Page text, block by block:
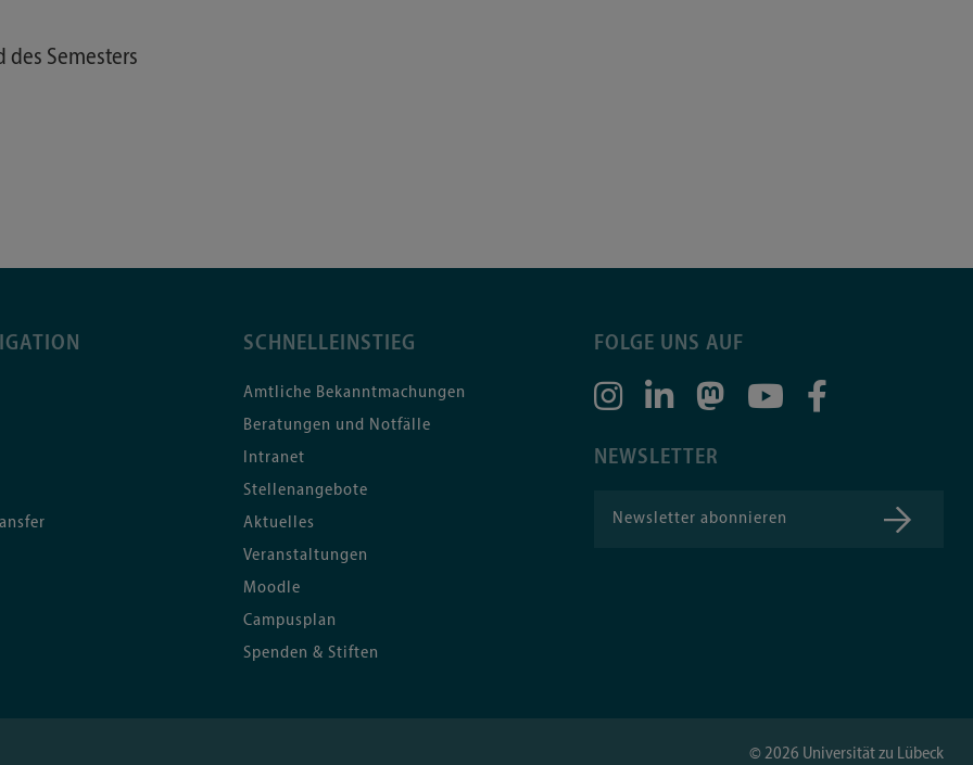
Semesters
SCHNELLEINSTIEG
Amtliche Bekanntmachungen
Beratungen und Notfälle
Intranet
Stellenangebote
Aktuelles
Veranstaltungen
Moodle
Campusplan
Spenden & Stiften
FOLGE UNS AUF
NEWSLETTER
Newsletter abonnieren
©2026 Universität zu Lübeck